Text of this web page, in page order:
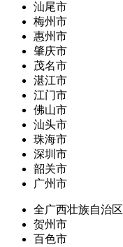
汕尾市
梅州市
惠州市
肇庆市
茂名市
湛江市
江门市
佛山市
汕头市
珠海市
深圳市
韶关市
广州市
全广西壮族自治区
贺州市
百色市